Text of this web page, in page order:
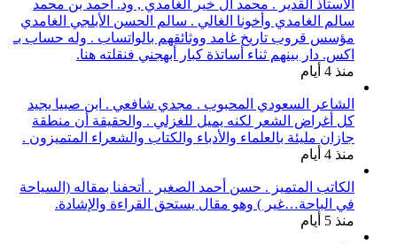
الأستاذ القدير . محمد آل خير الغامدي , ود. أحمد بن محمد
سالم الغامدي وأخونا الغالي . سالم الحسن الأبلجي الغامدي
مؤسس قروب تاريخ غامد ووثائقهم بالواتساب . وله حساب بـ
اكس. دار بينهم ثناء أساتذة كبار أبهجني فنقلته هنا.
منذ 4 أيام
الشاعر السعودي المحبوب . مجدي شافعي . ابن صبيا يجيد
كل أغراض الشعر لكنه يميل للغزلي . والحقيقة أن منطقة
جازان مليئة بالعلماء والأدباء والكتاب والشعراء المتميزون .
منذ 4 أيام
الكاتب المتميز . حسن أحمد الصغير . أتحفنا بمقاله (السياحة
في الباحة…غير ) وهو مقال يستحق القراءة والإشادة.
منذ 5 أيام